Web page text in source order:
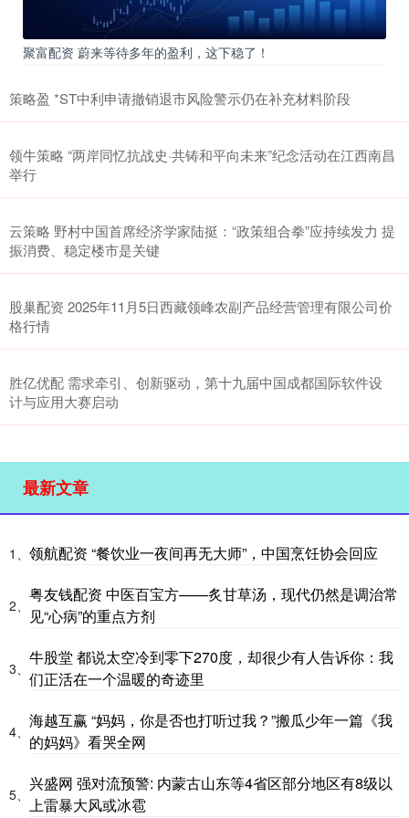
聚富配资 蔚来等待多年的盈利，这下稳了！
策略盈 *ST中利申请撤销退市风险警示仍在补充材料阶段
领牛策略 “两岸同忆抗战史·共铸和平向未来”纪念活动在江西南昌
举行
云策略 野村中国首席经济学家陆挺：“政策组合拳”应持续发力 提
振消费、稳定楼市是关键
股巢配资 2025年11月5日西藏领峰农副产品经营管理有限公司价
格行情
胜亿优配 需求牵引、创新驱动，第十九届中国成都国际软件设
计与应用大赛启动
最新文章
1、 领航配资 “餐饮业一夜间再无大师”，中国烹饪协会回应
2、
粤友钱配资 中医百宝方——炙甘草汤，现代仍然是调治常
见“心病”的重点方剂
3、
牛股堂 都说太空冷到零下270度，却很少有人告诉你：我
们正活在一个温暖的奇迹里
4、
海越互赢 “妈妈，你是否也打听过我？”搬瓜少年一篇《我
的妈妈》看哭全网
5、
兴盛网 强对流预警: 内蒙古山东等4省区部分地区有8级以
上雷暴大风或冰雹